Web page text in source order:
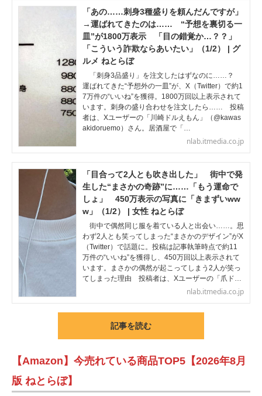
「あの……刺身3種盛りを頼んだんですが」
→運ばれてきたのは…… “予想を裏切る一
皿”が1800万表示 「目の錯覚か…？？」
「こういう詐欺ならあいたい」（1/2） | グ
ルメ ねとらぼ
「刺身3品盛り」を注文したはずなのに……？
運ばれてきた“予想外の一皿”が、X（Twitter）で約1
7万件の“いいね”を獲得。1800万回以上表示されて
います。刺身の盛り合わせを注文したら…… 投稿
者は、Xユーザーの「川崎ドルえもん」（@kawas
akidoruemo）さん。居酒屋で「…
nlab.itmedia.co.jp
「目合って2人とも吹き出した」 街中で発
生した“まさかの奇跡”に……「もう運命で
しょ」 450万表示の写真に「きまずいww
w」（1/2） | 女性 ねとらぼ
街中で偶然同じ服を着ている人と出会い……。思
わず2人とも笑ってしまった“まさかのデザイン”がX
（Twitter）で話題に。投稿は記事執筆時点で約11
万件の“いいね”を獲得し、450万回以上表示されて
います。まさかの偶然が起こってしまう2人が笑っ
てしまった理由 投稿者は、Xユーザーの「爪ド…
nlab.itmedia.co.jp
記事を読む
【Amazon】今売れている商品TOP5【2026年8月
版 ねとらぼ】